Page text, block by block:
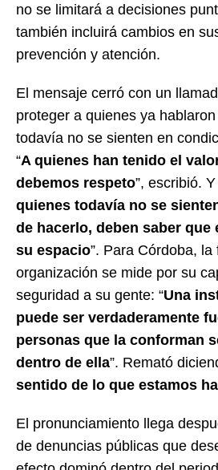
no se limitará a decisiones
también incluirá cambios en
prevención y atención.
El mensaje cerró con un
proteger a quienes ya
todavía no se sienten en
“A quienes han tenido el
debemos respeto”, escribió.
quienes todavía no se
de hacerlo, deben saber que
su espacio”. Para Córdoba,
organización se mide por su
seguridad a su gente: “Una
puede ser verdaderamente
personas que la conforman
dentro de ella”. Remató
sentido de lo que estamos
El pronunciamiento llega
de denuncias públicas que